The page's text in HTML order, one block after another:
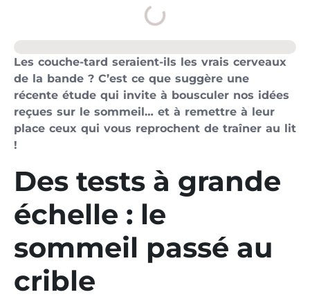
Les couche-tard seraient-ils les vrais cerveaux
de la bande ? C’est ce que suggère une
récente étude qui invite à bousculer nos idées
reçues sur le sommeil… et à remettre à leur
place ceux qui vous reprochent de traîner au lit
!
Des tests à grande
échelle : le
sommeil passé au
crible